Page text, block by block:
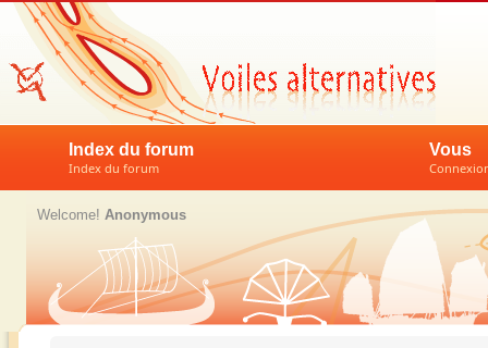
Index du forum
Index du forum
Vous
Welcome! Anonymous